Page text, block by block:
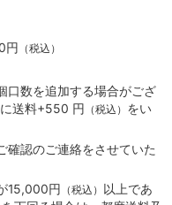
円 （税込）
口数を追加する場合がござ
送料+550 円 （税込） をい
確認のご連絡をさせていた
15,000円 （税込） 以上であ